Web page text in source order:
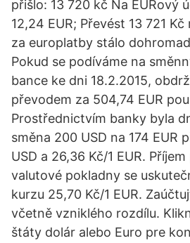
přišlo: 13 720 kč Na EURový
12,24 EUR; Převést 13 721
za europlatby stálo
Pokud se podíváme na
bance ke dni 18.2.2015,
převodem za 504,74 EUR
Prostřednictvím banky byla
směna 200 USD na 174 EUR
USD a 26,36 Kč/1 EUR.
valutové pokladny se
kurzu 25,70 Kč/1 EUR.
včetně vzniklého rozdílu.
štáty dolár alebo Euro pre